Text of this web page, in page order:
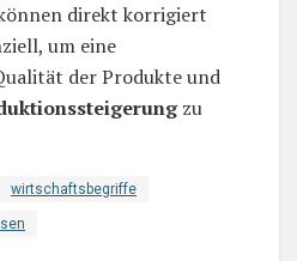
direkt korrigiert
um eine
der Produkte und
zu
wirtschaftsbegriffe